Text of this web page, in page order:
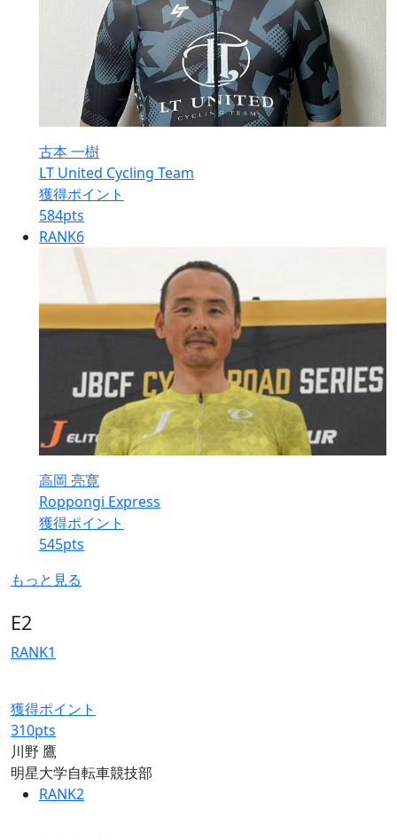
古本 一樹
LT United Cycling Team
獲得ポイント
584pts
RANK6
高岡 亮寛
Roppongi Express
獲得ポイント
545pts
もっと見る
E2
RANK1
獲得ポイント
310pts
川野 鷹
明星大学自転車競技部
RANK2